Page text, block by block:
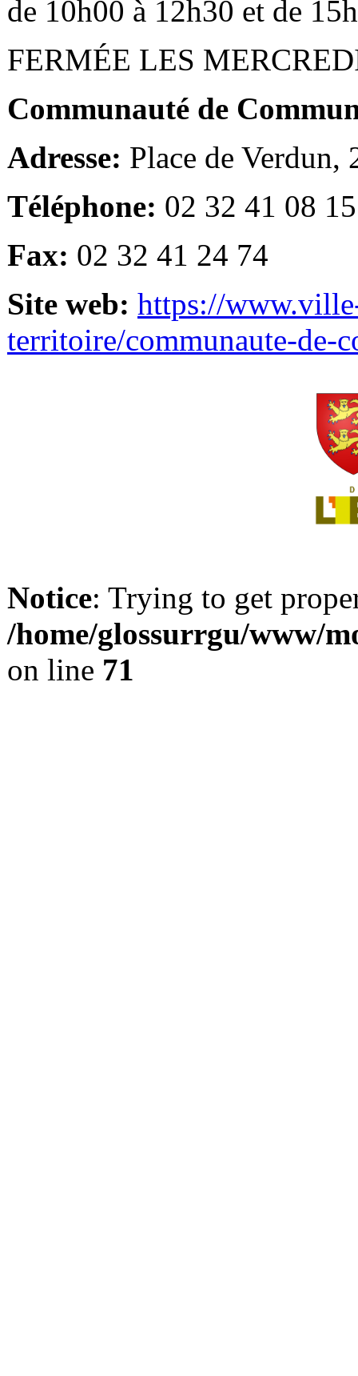
de 10h00 à 12h30 et de
FERMÉE LES
Communauté de
Adresse: Place de Verdun,
Téléphone: 02 32 41 08 15
Fax: 02 32 41 24 74
Site web: https://
territoire/communaute-de-
Notice: Trying to get
/home/glossurrgu/www/
on line 71